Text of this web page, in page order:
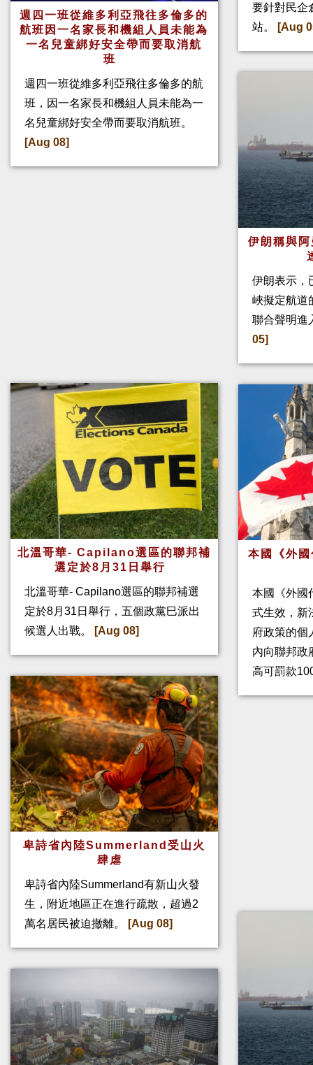
週四一班從維多利亞飛往多倫多的
航班因一名家長和機組人員未能為
一名兒童綁好安全帶而要取消航
班
週四一班從維多利亞飛往多倫多的航
班，因一名家長和機組人員未能為一
名兒童綁好安全帶而要取消航班。
[Aug 08]
北溫哥華- Capilano選區的聯邦補
選定於8月31日舉行
北溫哥華- Capilano選區的聯邦補選
定於8月31日舉行，五個政黨巳派出
候選人出戰。
[Aug 08]
卑詩省內陸Summerland受山火
肆虐
卑詩省內陸Summerland有新山火發
生，附近地區正在進行疏散，超過2
萬名居民被迫撤離。
[Aug 08]
要針對民企
站。
[Aug
伊朗稱與
伊朗表示，
峽擬定航道
聯合聲明進
05]
本國《外
本國《外國
式生效，新
府政策的個
內向聯邦政
高可罰款